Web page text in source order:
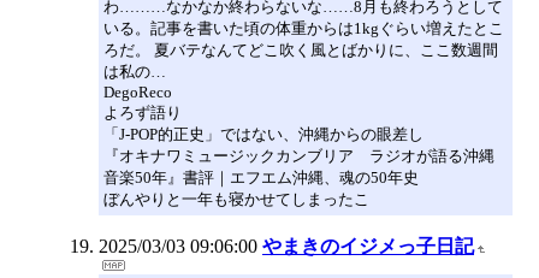
わ………なかなか終わらないな……8月も終わろうとして
いる。記事を書いた頃の体重からは1kgぐらい増えたとこ
ろだ。 夏バテなんてどこ吹く風とばかりに、ここ数週間
は私の…
DegoReco
よろず語り
「J-POP的正史」ではない、沖縄からの眼差し
『オキナワミュージックカンブリア ラジオが語る沖縄
音楽50年』書評｜エフエム沖縄、魂の50年史
ぼんやりと一年も寝かせてしまったこ
2025/03/03 09:06:00 やまきのイジメっ子日記